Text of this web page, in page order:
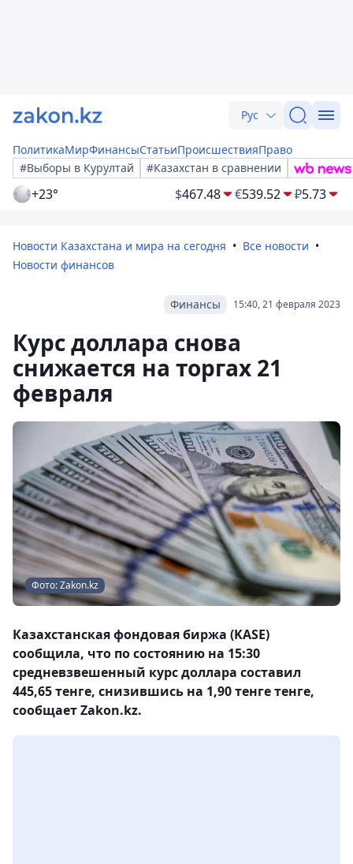
Рус
ПолитикаМирФинансыСтатьиПроисшествияПраво
#Выборы в Курултай
#Казахстан в сравнении
+23° $467.48 €539.52 ₽5.73
Новости Казахстана и мира на сегодня
Все новости
Новости финансов
15:40, 21 февраля 2023
Финансы
Курс доллара снова
снижается на торгах 21
февраля
Фото: Zakon.kz
Казахстанская фондовая биржа (KASE)
сообщила, что по состоянию на 15:30
средневзвешенный курс доллара составил
445,65 тенге, снизившись на 1,90 тенге тенге,
сообщает Zakon.kz.